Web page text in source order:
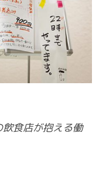
食店が抱える働